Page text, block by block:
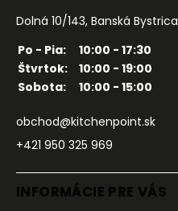
Dolná 10/143, Banská Bystrica
Po - Pia:
10:00 - 17:30
Štvrtok:
10:00 - 19:00
Sobota:
10:00 - 15:00
obchod@kitchenpoint.sk
+421 950 325 969
INFORMÁCIE PRE VÁS